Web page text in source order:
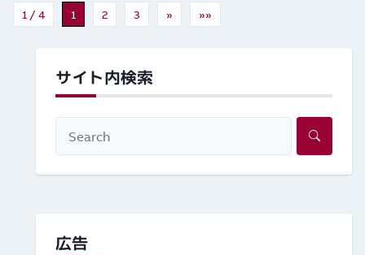
1 / 4 1 2 3 » »»
サイト内検索
広告